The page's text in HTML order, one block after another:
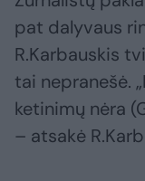
pat dalyvaus
R.Karbauskis
tai nepranešė.
ketinimų nėra
– atsakė